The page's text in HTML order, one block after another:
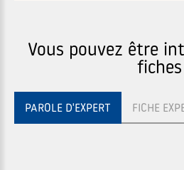
Vous pouvez être
fiches
PAROLE D'EXPERT FICHE